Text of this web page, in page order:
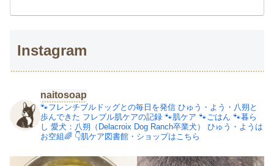
Instagram
naitosoap
🐾フレンチブルドッグとの毎日を発信 ひゅう・よう・八朔と
歩んできた フレブル肌ケアの記録 🐾肌ケア 🐾ごはん 🐾暮ら
し 愛犬：八朔（Delacroix Dog Ranch卒業犬）
ひゅう・ようは
お空組🌈 👇肌ケア図書館・ショップはこちら